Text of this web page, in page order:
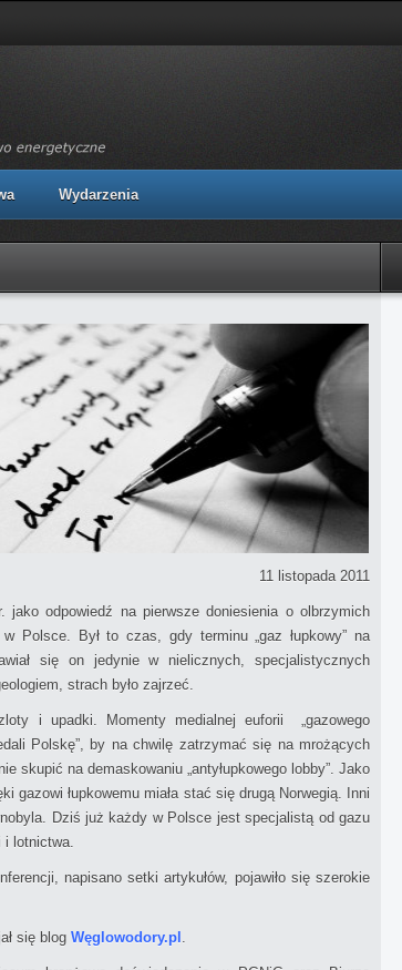
Wydarzenia
11 listopada 2011
jako odpowiedź na pierwsze doniesienia o olbrzymich
Polsce. Był to czas, gdy terminu „gaz łupkowy” na
się on jedynie w nielicznych, specjalistycznych
strach było zajrzeć.
i upadki. Momenty medialnej euforii „gazowego
Polskę”, by na chwilę zatrzymać się na mrożących
skupić na demaskowaniu „antyłupkowego lobby”. Jako
łupkowemu miała stać się drugą Norwegią. Inni
Dziś już każdy w Polsce jest specjalistą od gazu
i lotnictwa.
napisano setki artykułów, pojawiło się szerokie
się blog Węglowodory.pl .